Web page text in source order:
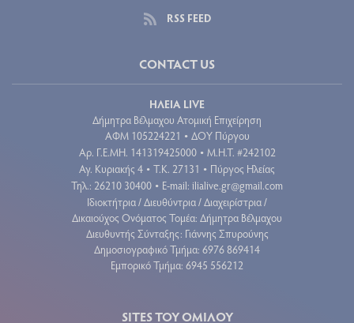
RSS FEED
CONTACT US
ΗΛΕΙΑ LIVE
Δήμητρα Βέλμαχου Ατομική Επιχείρηση
ΑΦΜ 105224221 • ΔΟΥ Πύργου
Aρ. Γ.Ε.ΜΗ. 141319425000 • Μ.Η.Τ. #242102
Αγ. Κυριακής 4 • Τ.Κ. 27131 • Πύργος Ηλείας
Τηλ.: 26210 30400 • E-mail: ilialive.gr@gmail.com
Ιδιοκτήτρια / Διευθύντρια / Διαχειρίστρια /
Δικαιούχος Ονόματος Τομέα: Δήμητρα Βέλμαχου
Διευθυντής Σύνταξης: Γιάννης Σπυρούνης
Δημοσιογραφικό Τμήμα: 6976 869414
Εμπορικό Τμήμα: 6945 556212
SITES ΤΟΥ ΟΜΙΛΟΥ